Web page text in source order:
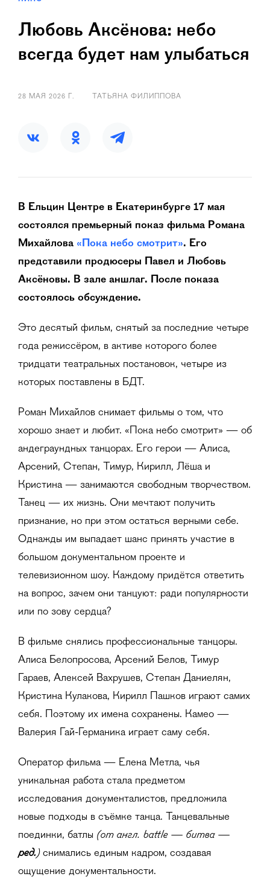
Любовь Аксёнова: небо
всегда будет нам улыбаться
28 МАЯ 2026 Г. ТАТЬЯНА ФИЛИППОВА
В Ельцин Центре в Екатеринбурге 17 мая
состоялся премьерный показ фильма Романа
Михайлова «Пока небо смотрит». Его
представили продюсеры Павел и Любовь
Аксёновы. В зале аншлаг. После показа
состоялось обсуждение.
Это десятый фильм, снятый за последние четыре
года режиссёром, в активе которого более
тридцати театральных постановок, четыре из
которых поставлены в БДТ.
Роман Михайлов снимает фильмы о том, что
хорошо знает и любит. «Пока небо смотрит» — об
андеграундных танцорах. Его герои — Алиса,
Арсений, Степан, Тимур, Кирилл, Лёша и
Кристина — занимаются свободным творчеством.
Танец — их жизнь. Они мечтают получить
признание, но при этом остаться верными себе.
Однажды им выпадает шанс принять участие в
большом документальном проекте и
телевизионном шоу. Каждому придётся ответить
на вопрос, зачем они танцуют: ради популярности
или по зову сердца?
В фильме снялись профессиональные танцоры.
Алиса Белопросова, Арсений Белов, Тимур
Гараев, Алексей Вахрушев, Степан Даниелян,
Кристина Кулакова, Кирилл Пашков играют самих
себя. Поэтому их имена сохранены. Камео —
Валерия Гай-Германика играет саму себя.
Оператор фильма — Елена Метла, чья
уникальная работа стала предметом
исследования документалистов, предложила
новые подходы в съёмке танца. Танцевальные
поединки, батлы (от англ. battle — битва —
ред.)снимались единым кадром, создавая
ощущение документальности.